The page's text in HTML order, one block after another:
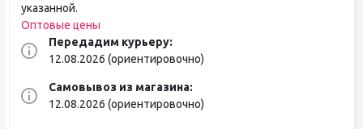
указанной.
Оптовые цены
Передадим курьеру:
12.08.2026 (ориентировочно)
Самовывоз из магазина:
12.08.2026 (ориентировочно)